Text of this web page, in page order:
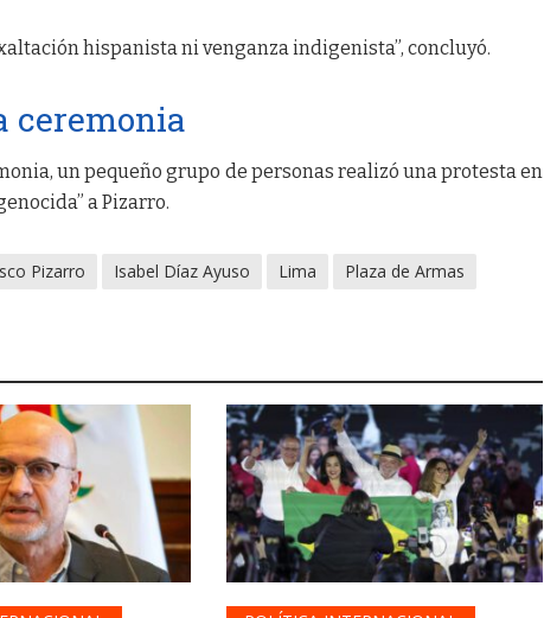
hispanista ni venganza indigenista”, concluyó.
ceremonia
un pequeño grupo de personas realizó una protesta en
a Pizarro.
Pizarro Isabel Díaz Ayuso Lima Plaza de Armas